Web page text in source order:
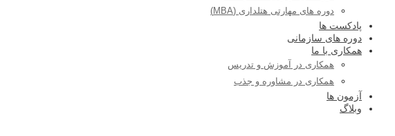
دوره های مهارتی هتلداری (MBA)
پادکست ها
دوره های سازمانی
همکاری با ما
همکاری در آموزش و تدریس
همکاری در مشاوره و جذب
آزمون ها
وبلاگ